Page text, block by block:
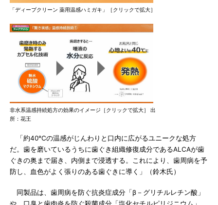
「ディープクリーン 薬用温感ハミガキ」［クリックで拡大］
非水系温感持続処方の効果のイメージ［クリックで拡大］ 出
所：花王
「約40℃の温感がじんわりと口内に広がるユニークな処方
だ。歯を磨いているうちに歯ぐき組織修復成分であるALCAが歯
ぐきの奥まで届き、内側まで浸透する。これにより、歯周病を予
防し、血色がよく張りのある歯ぐきに導く」（鈴木氏）
同製品は、歯周病を防ぐ抗炎症成分「β－グリチルレチン酸」